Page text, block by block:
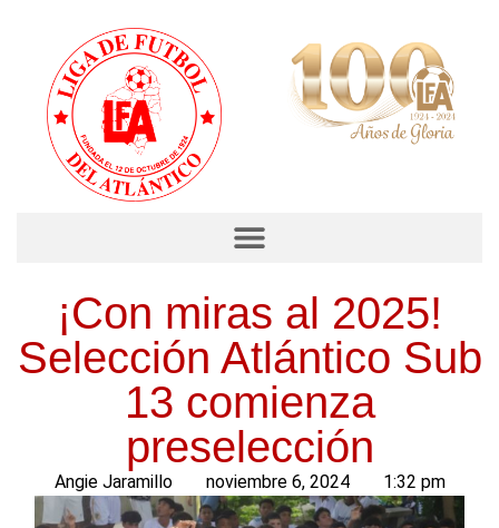
¡Con miras al 2025!
Selección Atlántico Sub
13 comienza
preselección
Angie Jaramillo noviembre 6, 2024 1:32 pm